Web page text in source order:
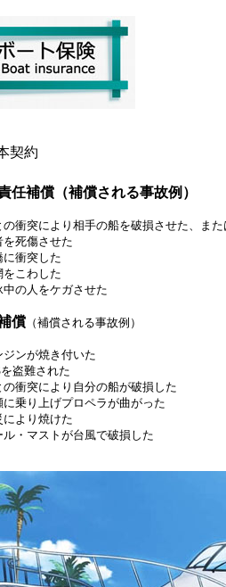
契約
任補償（補償される事故例）
の衝突により相手の船を破損させた、ま
を死傷させた
に衝突した
をこわした
中の人をケガさせた
償 （補償される事故例）
ジンが焼き付いた
を盗難された
の衝突により自分の船が破損した
に乗り上げプロペラが曲がった
により焼けた
ル・マストが台風で破損した